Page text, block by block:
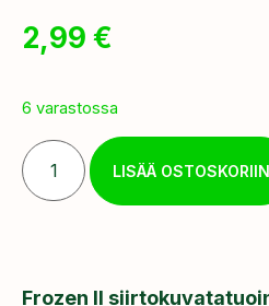
2,99 €
6 varastossa
LISÄÄ OSTOSKORIIN
Frozen II